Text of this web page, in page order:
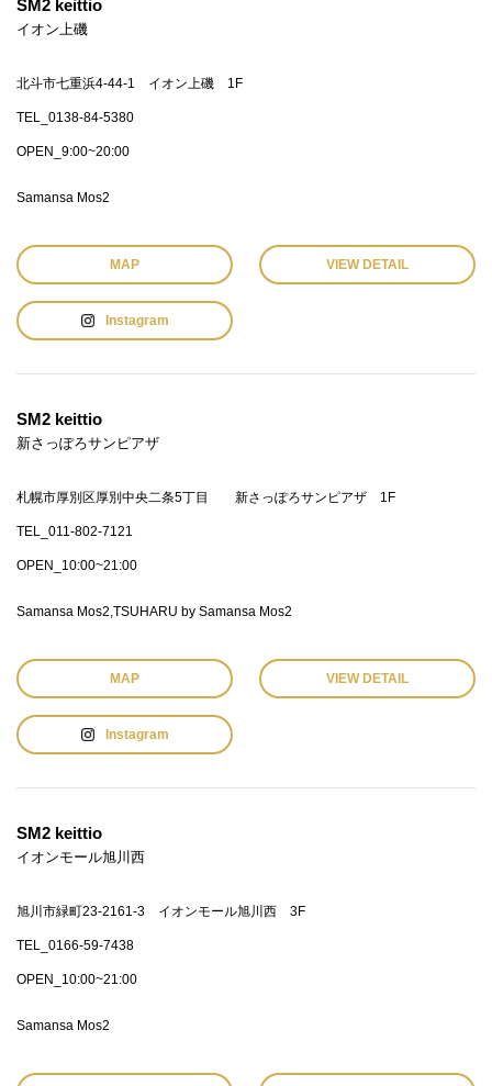
SM2 keittio
イオン上磯
北斗市七重浜4-44-1 イオン上磯 1F
TEL_0138-84-5380
OPEN_9:00~20:00
Samansa Mos2
MAP VIEW DETAIL
Instagram
SM2 keittio
新さっぽろサンピアザ
札幌市厚別区厚別中央二条5丁目 新さっぽろサンピアザ 1F
TEL_011-802-7121
OPEN_10:00~21:00
Samansa Mos2 TSUHARU by Samansa Mos2
MAP VIEW DETAIL
Instagram
SM2 keittio
イオンモール旭川西
旭川市緑町23-2161-3 イオンモール旭川西 3F
TEL_0166-59-7438
OPEN_10:00~21:00
Samansa Mos2